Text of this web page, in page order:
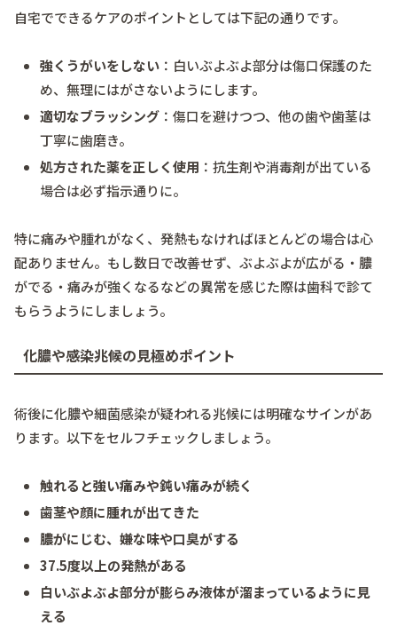
自宅でできるケアのポイントとしては下記の通りです。
強くうがいをしない ：白いぶよぶよ部分は傷口保護のた
め、無理にはがさないようにします。
適切なブラッシング ：傷口を避けつつ、他の歯や歯茎は
丁寧に歯磨き。
処方された薬を正しく使用 ：抗生剤や消毒剤が出ている
場合は必ず指示通りに。
特に痛みや腫れがなく、発熱もなければほとんどの場合は心
配ありません。もし数日で改善せず、ぶよぶよが広がる・膿
がでる・痛みが強くなるなどの異常を感じた際は歯科で診て
もらうようにしましょう。
化膿や感染兆候の見極めポイント
術後に化膿や細菌感染が疑われる兆候には明確なサインがあ
ります。以下をセルフチェックしましょう。
触れると強い痛みや鈍い痛みが続く
歯茎や顔に腫れが出てきた
膿がにじむ、嫌な味や口臭がする
37.5度以上の発熱がある
白いぶよぶよ部分が膨らみ液体が溜まっているように見
える